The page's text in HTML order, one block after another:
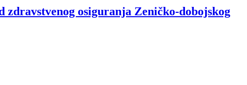
osiguranja Zeničko-dobojskog